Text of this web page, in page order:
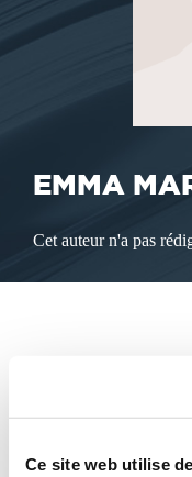
Ce site web utilise
EMMA
Cet auteur n'a pas
pour le moment.